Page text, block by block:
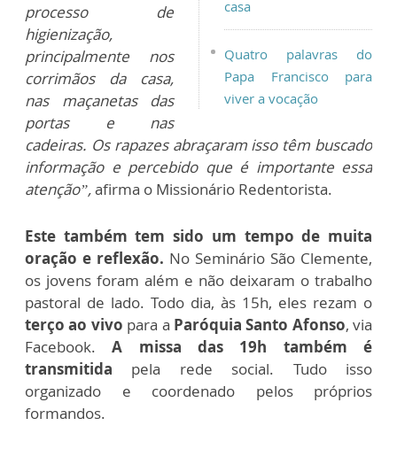
casa
Quatro palavras do
Papa Francisco para
viver a vocação
processo de
higienização,
principalmente nos
corrimãos da casa,
nas maçanetas das
portas e nas
cadeiras. Os rapazes abraçaram isso têm buscado
informação e percebido que é importante essa
atenção”,afirma o Missionário Redentorista.
Este também tem sido um tempo de muita
oração e reflexão. No Seminário São Clemente,
os jovens foram além e não deixaram o trabalho
pastoral de lado. Todo dia, às 15h, eles rezam o
terço ao vivo para a Paróquia Santo Afonso, via
Facebook.A missa das 19h também é
transmitida pela rede social. Tudo isso
organizado e coordenado pelos próprios
formandos.